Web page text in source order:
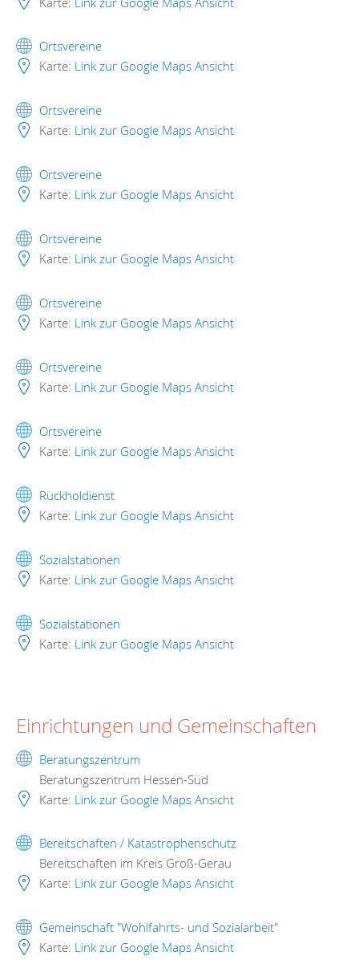
Ortsvereine
Karte: Link zur Google Maps Ansicht
Ortsvereine
Karte: Link zur Google Maps Ansicht
Ortsvereine
Karte: Link zur Google Maps Ansicht
Ortsvereine
Karte: Link zur Google Maps Ansicht
Ortsvereine
Karte: Link zur Google Maps Ansicht
Ortsvereine
Karte: Link zur Google Maps Ansicht
Ortsvereine
Karte: Link zur Google Maps Ansicht
Rückholdienst
Karte: Link zur Google Maps Ansicht
Sozialstationen
Karte: Link zur Google Maps Ansicht
Sozialstationen
Karte: Link zur Google Maps Ansicht
Einrichtungen und Gemeinschaften
Beratungszentrum
Beratungszentrum Hessen-Süd
Karte: Link zur Google Maps Ansicht
Bereitschaften / Katastrophenschutz
Bereitschaften im Kreis Groß-Gerau
Karte: Link zur Google Maps Ansicht
Gemeinschaft "Wohlfahrts- und Sozialarbeit"
Karte: Link zur Google Maps Ansicht